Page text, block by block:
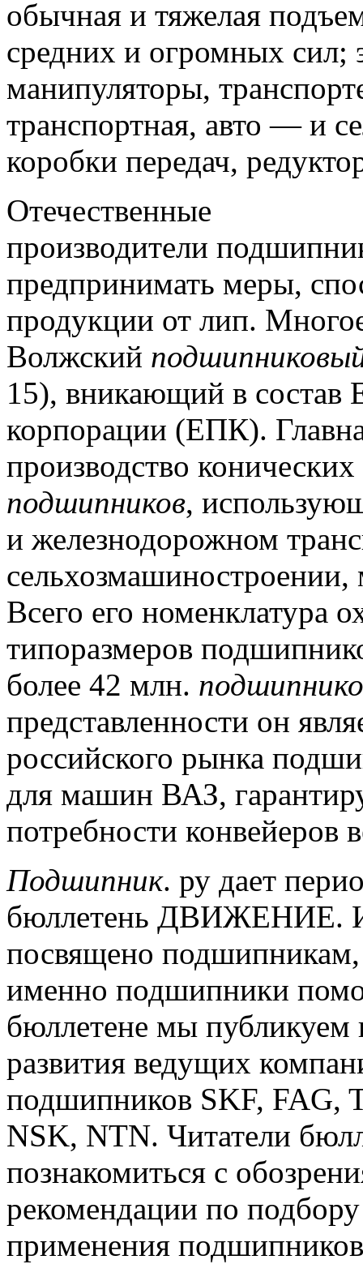
обычная и тяжелая
средних и огромных сил;
манипуляторы,
транспортная, авто — и
коробки передач,
Отечественные
производители
предпринимать меры,
продукции от лип.
Волжский
15), вникающий в состав
корпорации (ЕПК).
производство
подшипников,
и железнодорожном
сельхозмашиностроении,
Всего его номенклатура
типоразмеров
более 42 млн.
представленности он
российского рынка
для машин ВАЗ,
потребности конвейеров
Подшипник. ру дает
бюллетень ДВИЖЕНИЕ.
посвящено подшипникам,
именно подшипники
бюллетене мы публикуем
развития ведущих
подшипников SKF, FAG,
NSK, NTN. Читатели
познакомиться с
рекомендации по
применения